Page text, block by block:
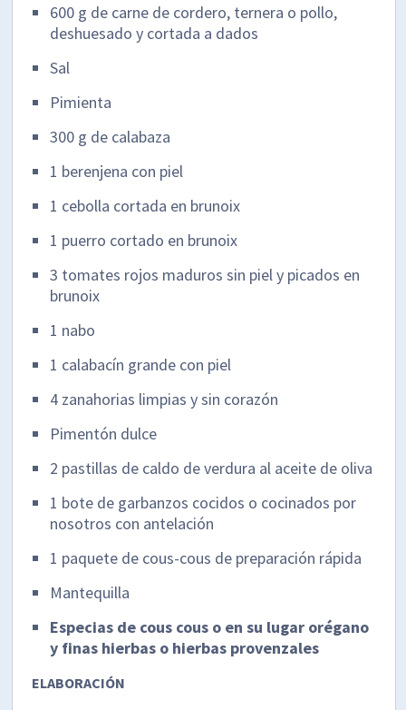
600 g de carne de cordero, ternera o pollo,
deshuesado y cortada a dados
Sal
Pimienta
300 g de calabaza
1 berenjena con piel
1 cebolla cortada en brunoix
1 puerro cortado en brunoix
3 tomates rojos maduros sin piel y picados en
brunoix
1 nabo
1 calabacín grande con piel
4 zanahorias limpias y sin corazón
Pimentón dulce
2 pastillas de caldo de verdura al aceite de oliva
1 bote de garbanzos cocidos o cocinados por
nosotros con antelación
1 paquete de cous-cous de preparación rápida
Mantequilla
Especias de cous cous o en su lugar orégano
y finas hierbas o hierbas provenzales
ELABORACIÓN